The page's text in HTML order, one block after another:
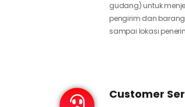
gudang) untuk
pengirim dan
sampai lokasi
Customer